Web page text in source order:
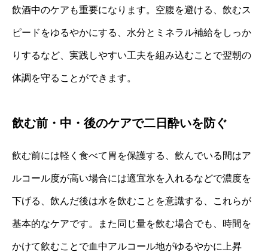
飲酒中のケアも重要になります。空腹を避ける、飲むス
ピードをゆるやかにする、水分とミネラル補給をしっか
りするなど、実践しやすい工夫を組み込むことで翌朝の
体調を守ることができます。
飲む前・中・後のケアで二日酔いを防ぐ
飲む前には軽く食べて胃を保護する、飲んでいる間はア
ルコール度が高い場合には適宜氷を入れるなどで濃度を
下げる、飲んだ後は水を飲むことを意識する、これらが
基本的なケアです。また同じ量を飲む場合でも、時間を
かけて飲むことで血中アルコール地がゆるやかに上昇